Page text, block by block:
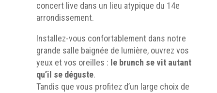
concert live dans un lieu atypique du 14e
arrondissement.
Installez-vous confortablement dans notre
grande salle baignée de lumière, ouvrez vos
yeux et vos oreilles : le brunch se vit autant
qu’il se déguste.
Tandis que vous profitez d’un large choix de